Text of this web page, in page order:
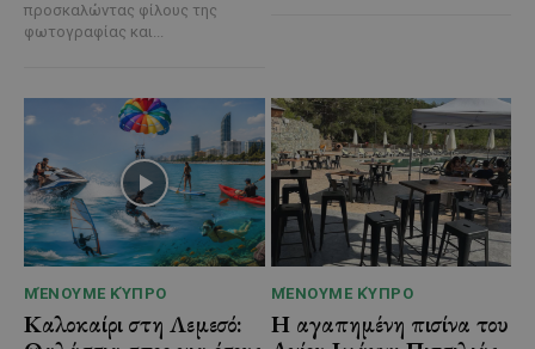
προσκαλώντας φίλους της
φωτογραφίας και...
ΜΈΝΟΥΜΕ ΚΎΠΡΟ
Καλοκαίρι στη Λεμεσό:
ΜΈΝΟΥΜΕ ΚΎΠΡΟ
Η αγαπημένη πισίνα του